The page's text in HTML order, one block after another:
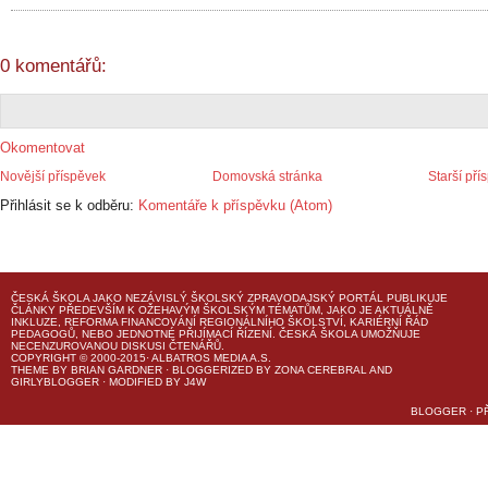
0 komentářů:
Okomentovat
Novější příspěvek Starší
Domovská stránka
Přihlásit se k odběru: Komentáře k příspěvku (Atom)
ČESKÁ ŠKOLA JAKO NEZÁVISLÝ ŠKOLSKÝ ZPRAVODAJSKÝ PORTÁL PUBLIKUJE
ČLÁNKY PŘEDEVŠÍM K OŽEHAVÝM ŠKOLSKÝM TÉMATŮM, JAKO JE AKTUÁLNĚ
INKLUZE, REFORMA FINANCOVÁNÍ REGIONÁLNÍHO ŠKOLSTVÍ, KARIÉRNÍ ŘÁD
PEDAGOGŮ, NEBO JEDNOTNÉ PŘIJÍMACÍ ŘÍZENÍ. ČESKÁ ŠKOLA UMOŽŇUJE
NECENZUROVANOU DISKUSI ČTENÁŘŮ.
COPYRIGHT © 2000-2015· ALBATROS MEDIA A.S.
THEME BY BRIAN GARDNER · BLOGGERIZED BY ZONA CEREBRAL AND
GIRLYBLOGGER · MODIFIED BY J4W
BLOGGER ·